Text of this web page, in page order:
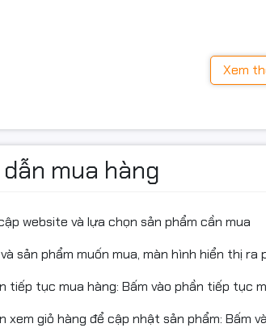
chuyên cung cấp các sản phẩm
Xem
mua hàng
website và lựa chọn sản phẩm cần mua
sản phẩm muốn mua, màn hình hiển thị
tiếp tục mua hàng: Bấm vào phần tiếp tục
xem giỏ hàng để cập nhật sản phẩm: Bấm